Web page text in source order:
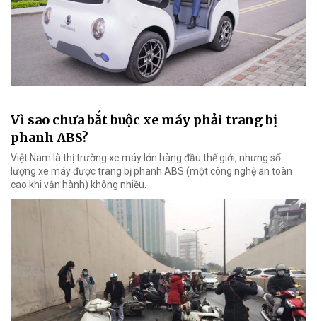
Vì sao chưa bắt buộc xe máy phải trang bị
phanh ABS?
Việt Nam là thị trường xe máy lớn hàng đầu thế giới, nhưng số
lượng xe máy được trang bị phanh ABS (một công nghệ an toàn
cao khi vận hành) không nhiều.